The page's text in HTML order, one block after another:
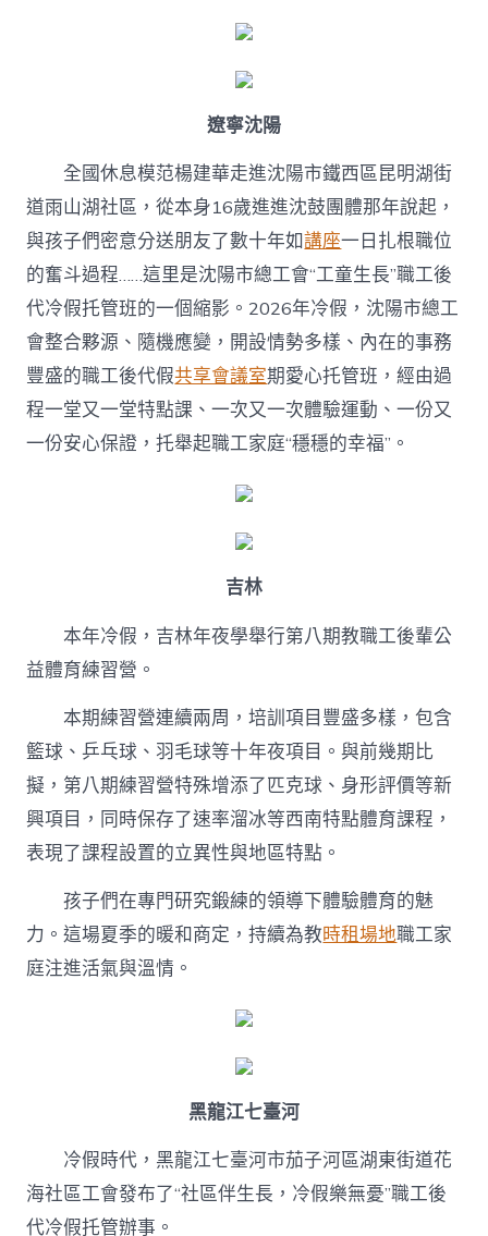
遼寧沈陽
全國休息模范楊建華走進沈陽市鐵西區昆明湖街
道雨山湖社區，從本身16歲進進沈鼓團體那年說起，
與孩子們密意分送朋友了數十年如講座一日扎根職位
的奮斗過程……這里是沈陽市總工會“工童生長”職工後
代冷假托管班的一個縮影。2026年冷假，沈陽市總工
會整合夥源、隨機應變，開設情勢多樣、內在的事務
豐盛的職工後代假共享會議室期愛心托管班，經由過
程一堂又一堂特點課、一次又一次體驗運動、一份又
一份安心保證，托舉起職工家庭“穩穩的幸福”。
吉林
本年冷假，吉林年夜學舉行第八期教職工後輩公
益體育練習營。
本期練習營連續兩周，培訓項目豐盛多樣，包含
籃球、乒乓球、羽毛球等十年夜項目。與前幾期比
擬，第八期練習營特殊增添了匹克球、身形評價等新
興項目，同時保存了速率溜冰等西南特點體育課程，
表現了課程設置的立異性與地區特點。
孩子們在專門研究鍛練的領導下體驗體育的魅
力。這場夏季的暖和商定，持續為教時租場地職工家
庭注進活氣與溫情。
黑龍江七臺河
冷假時代，黑龍江七臺河市茄子河區湖東街道花
海社區工會發布了“社區伴生長，冷假樂無憂”職工後
代冷假托管辦事。